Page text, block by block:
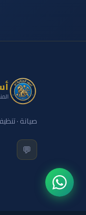
صيانة ·
💬